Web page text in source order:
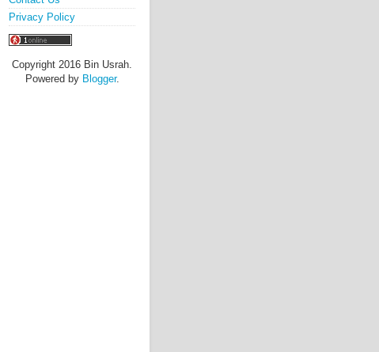
Privacy Policy
Copyright 2016 Bin Usrah.
Powered by Blogger.